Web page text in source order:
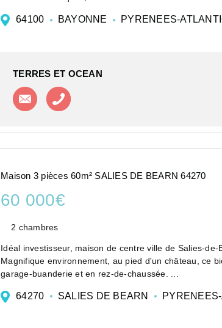
64100 BAYONNE PYRENEES-
TERRES ET OCEAN
Contacter l'agence
Maison 3 pièces 60m² SALIES DE BEARN 64270
60 000€
2 chambres
Idéal investisseur,
Magnifique environnement, au pied d'un château, ce
garage-buanderie et en rez-de-chaussée. ...
64270 SALIES DE BEARN